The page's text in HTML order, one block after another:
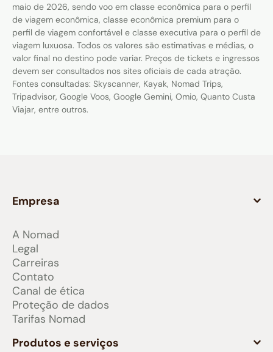
maio de 2026, sendo voo em classe econômica para o perfil
de viagem econômica, classe econômica premium para o
perfil de viagem confortável e classe executiva para o perfil de
viagem luxuosa. Todos os valores são estimativas e médias, o
valor final no destino pode variar. Preços de tickets e ingressos
devem ser consultados nos sites oficiais de cada atração.
Fontes consultadas: Skyscanner, Kayak, Nomad Trips,
Tripadvisor, Google Voos, Google Gemini, Omio, Quanto Custa
Viajar, entre outros.
Empresa
A Nomad
Legal
Carreiras
Contato
Canal de ética
Proteção de dados
Tarifas Nomad
Produtos e serviços